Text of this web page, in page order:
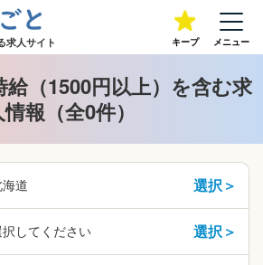
求人サイト キープ メニュー
給（1500円以上）を含む求
情報（全0件）
道 選択＞
してください 選択＞